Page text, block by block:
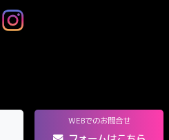
WEBでのお問合せ